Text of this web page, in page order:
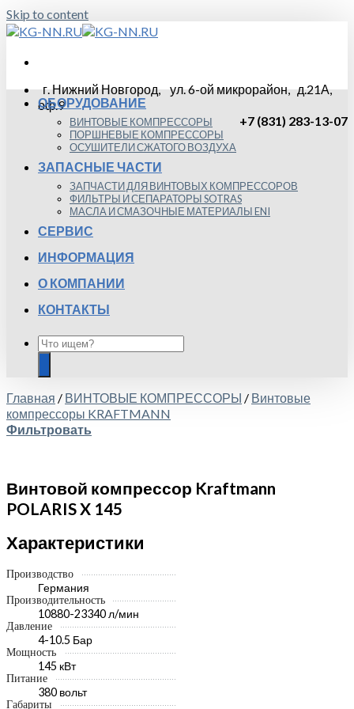
Skip to content
г. Нижний Новгород, ул. 6-ой микрорайон, д.21А,
оф.9
+7 (831) 283-13-07
ОБОРУДОВАНИЕ
ВИНТОВЫЕ КОМПРЕССОРЫ
ПОРШНЕВЫЕ КОМПРЕССОРЫ
ОСУШИТЕЛИ СЖАТОГО ВОЗДУХА
ЗАПАСНЫЕ ЧАСТИ
ЗАПЧАСТИ ДЛЯ ВИНТОВЫХ КОМПРЕССОРОВ
ФИЛЬТРЫ И СЕПАРАТОРЫ SOTRAS
МАСЛА И СМАЗОЧНЫЕ МАТЕРИАЛЫ ENI
СЕРВИС
ИНФОРМАЦИЯ
О КОМПАНИИ
КОНТАКТЫ
Главная / ВИНТОВЫЕ КОМПРЕССОРЫ / Винтовые
компрессоры KRAFTMANN
Фильтровать
Винтовой компрессор Kraftmann
POLARIS X 145
Характеристики
Производство
Германия
Производительность
10880-23340 л/мин
Давление
4-10.5 Бар
Мощность
145 кВт
Питание
380 вольт
Габариты